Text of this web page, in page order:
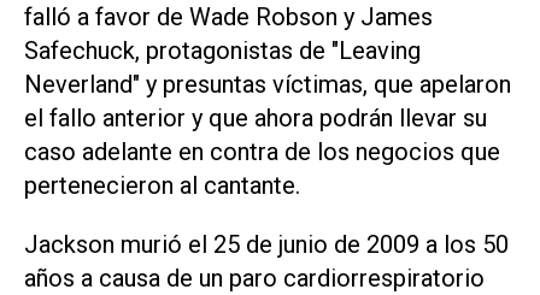
falló a favor de Wade Robson y James
Safechuck, protagonistas de "Leaving
Neverland" y presuntas víctimas, que apelaron
el fallo anterior y que ahora podrán llevar su
caso adelante en contra de los negocios que
pertenecieron al cantante.
Jackson murió el 25 de junio de 2009 a los 50
años a causa de un paro cardiorrespiratorio